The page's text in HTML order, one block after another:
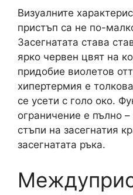
Визуалните
пристъп са не по-
Засегнатата става
ярко червен цвят на
придобие виолетов
хипертермия е
се усети с голо око.
ограничение е пълно
стъпи на засегнатия
засегнатата ръка.